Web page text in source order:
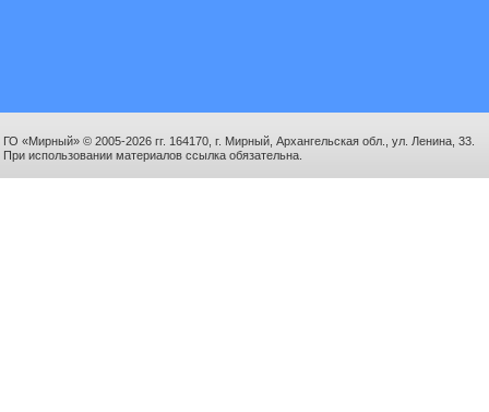
ГО «Мирный» © 2005-2026 гг. 164170, г. Мирный, Архангельская обл., ул. Ленина, 33.
При использовании материалов ссылка обязательна.